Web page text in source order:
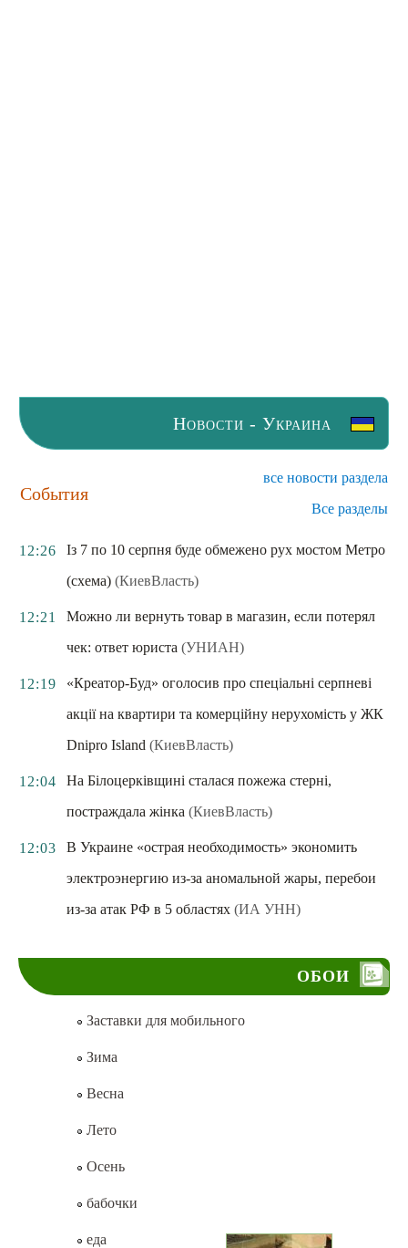
Новости - Украина
События
все новости раздела
Все разделы
12:26
Із 7 по 10 серпня буде обмежено рух мостом Метро
(схема) (КиевВласть)
12:21
Можно ли вернуть товар в магазин, если потерял
чек: ответ юриста (УНИАН)
12:19
«Креатор-Буд» оголосив про спеціальні серпневі
акції на квартири та комерційну нерухомість у ЖК
Dnipro Island (КиевВласть)
12:04
На Білоцерківщині сталася пожежа стерні,
постраждала жінка (КиевВласть)
12:03
В Украине «острая необходимость» экономить
электроэнергию из-за аномальной жары, перебои
из-за атак РФ в 5 областях (ИА УНН)
ОБОИ
Заставки для мобильного
Зима
Весна
Лето
Осень
бабочки
еда